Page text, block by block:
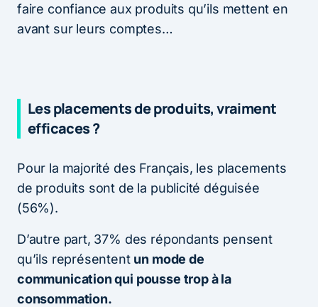
faire confiance aux produits qu’ils mettent en
avant sur leurs comptes…
Les placements de produits, vraiment
efficaces ?
Pour la majorité des Français, les placements
de produits sont de la publicité déguisée
(56%).
D’autre part, 37% des répondants pensent
qu’ils représentent un mode de
communication qui pousse trop à la
consommation.